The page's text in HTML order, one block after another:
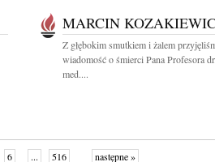
MARCIN
Z głębokim smutkiem i żalem
wiadomość o śmierci Pana Profesora
med....
6 ... 516 następne »